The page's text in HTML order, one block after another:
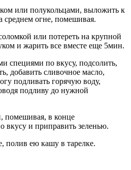
или полукольцами, выложить к
среднем огне, помешивая.
или потереть на крупной
и жарить все вместе еще 5мин.
специями по вкусу, подсолить,
добавить сливочное масло,
подливать горячую воду,
подливу до нужной
помешивая, в конце
вкусу и приправить зеленью.
полив ею кашу в тарелке.